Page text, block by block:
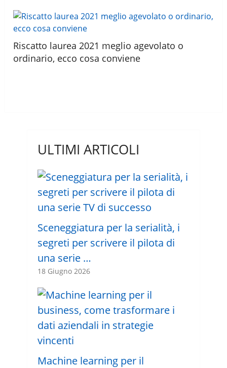
Riscatto laurea 2021 meglio agevolato o
ordinario, ecco cosa conviene
ULTIMI ARTICOLI
Sceneggiatura per la serialità, i
segreti per scrivere il pilota di
una serie …
18 Giugno 2026
Machine learning per il